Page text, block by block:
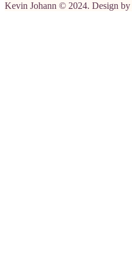
Kevin Johann © 2024. Design by